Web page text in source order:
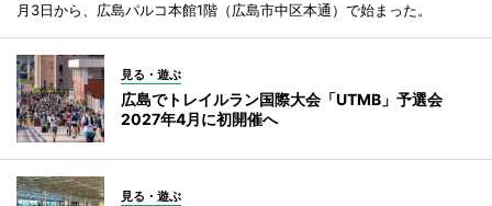
月3日から、広島パルコ本館1階（広島市中区本通）で始まった。
見る・遊ぶ
広島でトレイルラン国際大会「UTMB」予選会
2027年4月に初開催へ
見る・遊ぶ